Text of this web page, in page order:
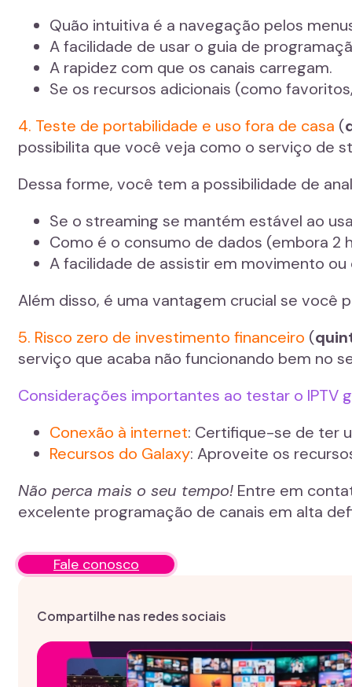
Quão intuitiva é a navegação pelos
A facilidade de usar o guia de
A rapidez com que os canais carregam.
Se os recursos adicionais (como
4. Teste de portabilidade e uso fora de casa (
possibilita que você veja como o serviço de
Dessa forme, você tem a possibilidade de
Se o streaming se mantém estável ao
Como é o consumo de dados (embora 2
A facilidade de assistir em movimento
Além disso, é uma vantagem crucial se você
5. Risco zero de investimento financeiro (
serviço que acaba não funcionando bem no
Considerações importantes ao testar o IPTV
Conexão à internet: Certifique-se de ter
Recursos do Galaxy: Aproveite os
Não perca mais o seu tempo! Entre em
excelente programação de canais em alta
Fale conosco
Compartilhe nas redes sociais